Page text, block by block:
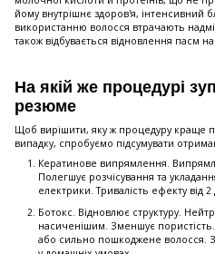
йому внутрішнє здоров'я, інтенсивний
використанню волосся втрачають
також відбувається відновлення пасм
На якій же процедурі
резюме
Щоб вирішити, яку ж процедуру краще
випадку, спробуємо підсумувати
Кератинове випрямлення.
Полегшує розчісування та
електрики. Тривалість ефекту від 2
Ботокс. Відновлює структуру.
насиченішим. Зменшує
або сильно пошкоджене волосся.